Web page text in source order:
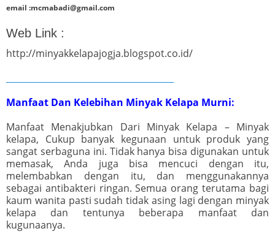
email :mcmabadi@gmail.com
Web Link :
http://minyakkelapajogja.blogspot.co.id/
Manfaat Dan Kelebihan Minyak Kelapa Murni:
Manfaat Menakjubkan Dari Minyak Kelapa – Minyak
kelapa, Cukup banyak kegunaan untuk produk yang
sangat serbaguna ini. Tidak hanya bisa digunakan untuk
memasak, Anda juga bisa mencuci dengan itu,
melembabkan dengan itu, dan menggunakannya
sebagai antibakteri ringan. Semua orang terutama bagi
kaum wanita pasti sudah tidak asing lagi dengan minyak
kelapa dan tentunya beberapa manfaat dan
kugunaanya.